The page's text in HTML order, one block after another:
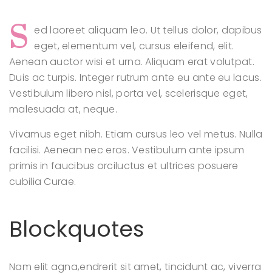
S ed laoreet aliquam leo. Ut tellus dolor, dapibus
eget, elementum vel, cursus eleifend, elit.
Aenean auctor wisi et urna. Aliquam erat volutpat.
Duis ac turpis. Integer rutrum ante eu ante eu lacus.
Vestibulum libero nisl, porta vel, scelerisque eget,
malesuada at, neque.
Vivamus eget nibh. Etiam cursus leo vel metus. Nulla
facilisi. Aenean nec eros. Vestibulum ante ipsum
primis in faucibus orciluctus et ultrices posuere
cubilia Curae.
Blockquotes
Nam elit agna,endrerit sit amet, tincidunt ac, viverra